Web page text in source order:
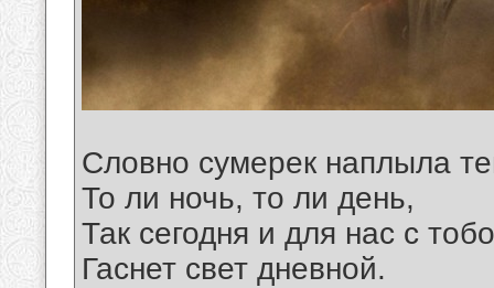
Словно сумерек наплыла
То ли ночь, то ли день,
Так сегодня и для нас с
Гаснет свет дневной.